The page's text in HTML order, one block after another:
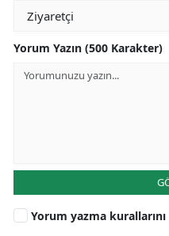
Yorum Yazın (500 Karakter)
Yorum yazma kurallarını